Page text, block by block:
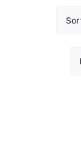
Što